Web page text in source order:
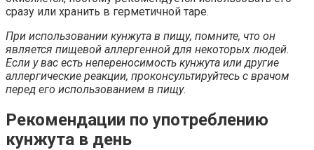
сразу или хранить в герметичной таре.
При использовании кунжута в пищу, помните, что он
является пищевой аллергенной для некоторых людей.
Если у вас есть непереносимость кунжута или другие
аллергические реакции, проконсультируйтесь с врачом
перед его использованием в пищу.
Рекомендации по употреблению
кунжута в день